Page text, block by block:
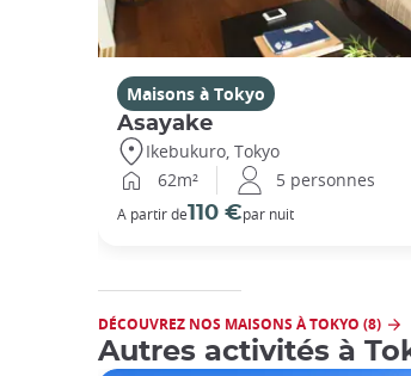
Maisons à Tokyo
Asayake
Ikebukuro, Tokyo
62m²
5 personnes
A partir de110 €par nuit
DÉCOUVREZ NOS MAISONS À TOKYO (8)
Autres activités à